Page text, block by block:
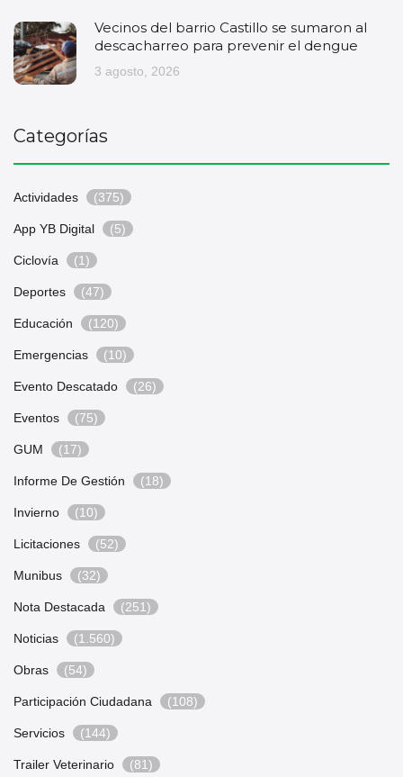
Vecinos del barrio Castillo se sumaron al
descacharreo para prevenir el dengue
3 agosto, 2026
Categorías
Actividades (375)
App YB Digital (5)
Ciclovía (1)
Deportes (47)
Educación (120)
Emergencias (10)
Evento Descatado (26)
Eventos (75)
GUM (17)
Informe De Gestión (18)
Invierno (10)
Licitaciones (52)
Munibus (32)
Nota Destacada (251)
Noticias (1.560)
Obras (54)
Participación Ciudadana (108)
Servicios (144)
Trailer Veterinario (81)